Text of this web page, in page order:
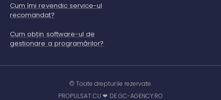
Cum îmi revendic service-ul
recomandat?
Cum obțin software-ul de
gestionare a programărilor?
© Toate drepturile rezervate.
PROPULSAT CU ❤ DE GC-AGENCY.RO